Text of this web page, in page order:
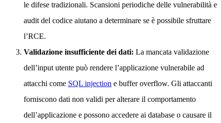
le difese tradizionali. Scansioni periodiche delle vulnerabilità e
audit del codice aiutano a determinare se è possibile sfruttare
l’RCE.
Validazione insufficiente dei dati: La mancata validazione
dell’input utente può rendere l’applicazione vulnerabile ad
attacchi come SQL injection e buffer overflow. Gli attaccanti
forniscono dati non validi per alterare il comportamento
dell’applicazione e possono accedere ai database o causare il